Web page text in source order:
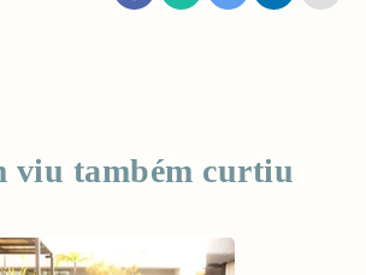
viu também curtiu